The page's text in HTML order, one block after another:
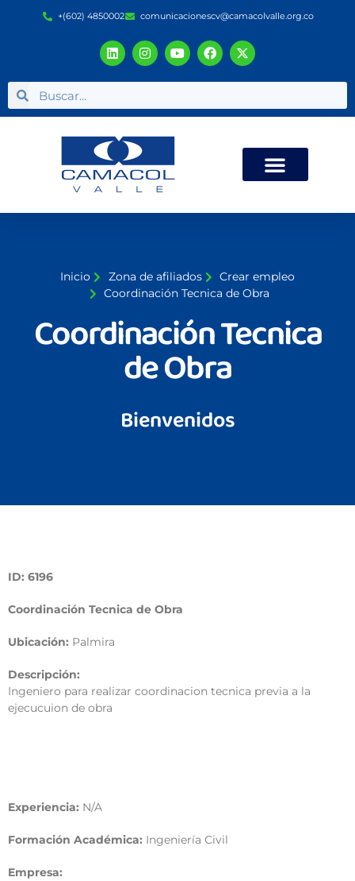
+(602) 4850002 comunicacionescv@camacolvalle.org.co
Inicio Zona de afiliados
Crear empleo
Coordinación Tecnica de Obra
Coordinación Tecnica
de Obra
Bienvenidos
ID: 6196
Coordinación Tecnica de Obra
Ubicación: Palmira
Descripción:
Ingeniero para realizar coordinacion tecnica previa a la
ejecucuion de obra
Experiencia: N/A
Formación Académica: Ingeniería Civil
Empresa: